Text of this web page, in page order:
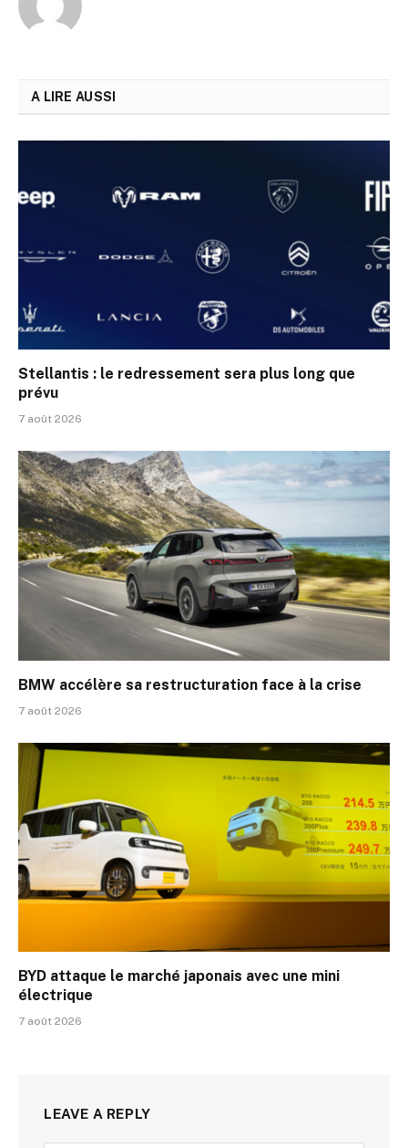
A LIRE AUSSI
Stellantis : le redressement sera plus long que
prévu
7 août 2026
BMW accélère sa restructuration face à la crise
7 août 2026
BYD attaque le marché japonais avec une mini
électrique
7 août 2026
LEAVE A REPLY